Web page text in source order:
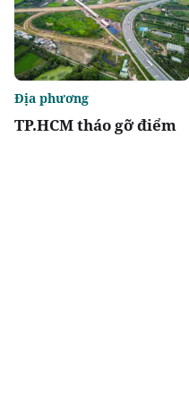
TP.HCM tháo gỡ điểm
Địa phương